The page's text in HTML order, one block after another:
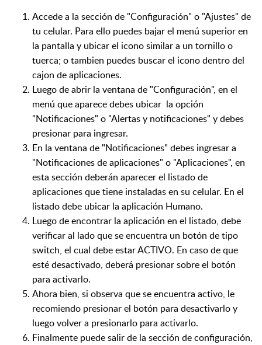
Accede a la sección de "Configuración" o "Ajustes" de
tu celular. Para ello puedes bajar el menú superior en
la pantalla y ubicar el icono similar a un tornillo o
tuerca; o tambien puedes buscar el icono dentro del
cajon de aplicaciones.
Luego de abrir la ventana de "Configuración", en el
menú que aparece debes ubicar la opción
"Notificaciones" o "Alertas y notificaciones" y debes
presionar para ingresar.
En la ventana de "Notificaciones" debes ingresar a
"Notificaciones de aplicaciones" o "Aplicaciones", en
esta sección deberán aparecer el listado de
aplicaciones que tiene instaladas en su celular. En el
listado debe ubicar la aplicación Humano.
Luego de encontrar la aplicación en el listado, debe
verificar al lado que se encuentra un botón de tipo
switch, el cual debe estar ACTIVO. En caso de que
esté desactivado, deberá presionar sobre el botón
para activarlo.
Ahora bien, si observa que se encuentra activo, le
recomiendo presionar el botón para desactivarlo y
luego volver a presionarlo para activarlo.
Finalmente puede salir de la sección de configuración,